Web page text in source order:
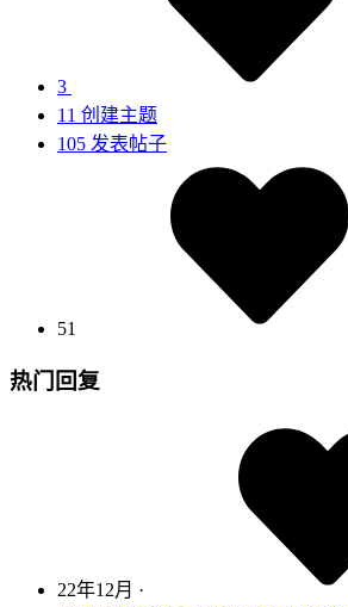
3
11 创建主题
105 发表帖子
51
热门回复
22年12月 ·